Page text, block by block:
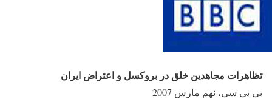
تظاهرات مجاهدين خلق در بروکسل و اعتراض ايران
بی بی سی، نهم مارس 2007